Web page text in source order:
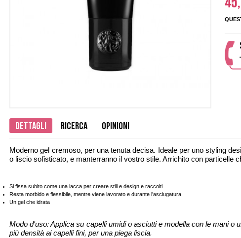
Dettagli Ricerca Opinioni
Moderno gel cremoso, per una tenuta decisa. Ideale per uno styling
o liscio sofisticato, e manterranno il vostro stile. Arrichito con particelle
Si fissa subito come una lacca per creare stili e design e raccolti
Resta morbido e flessibile, mentre viene lavorato e durante l'asciugatura
Un gel che idrata
Modo d'uso: Applica su capelli umidi o asciutti e modella con le mani
più densità ai capelli fini, per una piega liscia.